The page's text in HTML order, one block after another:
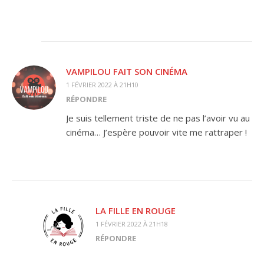
VAMPILOU FAIT SON CINÉMA
1 FÉVRIER 2022 À 21H10
RÉPONDRE
Je suis tellement triste de ne pas l’avoir vu au
cinéma… J’espère pouvoir vite me rattraper !
LA FILLE EN ROUGE
1 FÉVRIER 2022 À 21H18
RÉPONDRE